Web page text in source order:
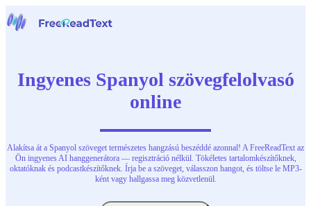
Eszközök
Magyar
Ingyenes Spanyol szövegfelolvasó
online
Alakítsa át a Spanyol szöveget természetes hangzású beszéddé azonnal! A FreeReadText az
Ön ingyenes AI hanggenerátora — regisztráció nélkül. Tökéletes tartalomkészítőknek,
oktatóknak és podcastkészítőknek. Írja be a szöveget, válasszon hangot, és töltse le MP3-
ként vagy hallgassa meg közvetlenül.